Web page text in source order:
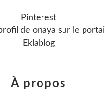
Pinterest
de onaya sur le portail
Eklablog
À propos